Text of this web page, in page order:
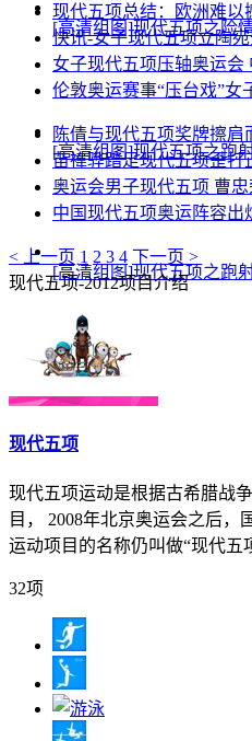
[高清组图]现代五项之险
[高清组图]现代五项之跑
[高清组图]现代五项之跑
现代五项总结：欧洲难以
快讯-女子现代五项立陶
女子现代五项压轴奥运会
伦敦奥运赛事“压台戏”女
陈倩与现代五项奖牌擦肩
苗禕骅踏足现代五项歪打
奥运会男子现代五项 曹
中国现代五项奥运阵容出
< 上一页 1 2 3 4 下一页 >
现代五项-2012项目介绍
现代五项
现代五项运动是根据古希腊战
目， 2008年北京奥运会之后
运动项目的名称仍叫做“现代五
32项